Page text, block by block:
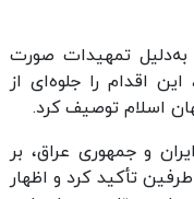
تمهیدات صورت
اقدام را جلوه‌ای از
اسلام توصیف کرد.
و جمهوری عراق، بر
تأکید کرد و اظهار